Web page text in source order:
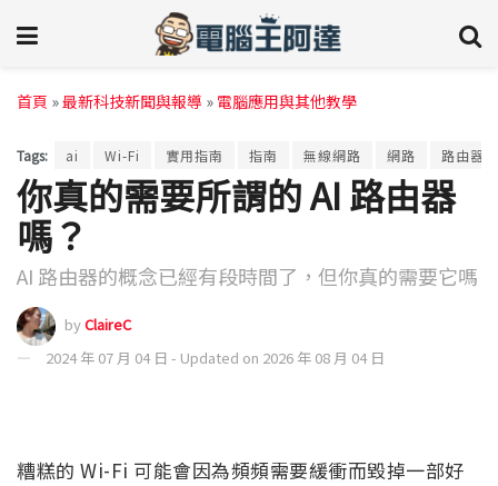
首頁 »最新科技新聞與報導 » 電腦應用與其他教學
Tags: ai Wi-Fi 實用指南 指南 無線網路 網路 路由器
你真的需要所謂的 AI 路由器
嗎？
AI 路由器的概念已經有段時間了，但你真的需要它嗎
byClaireC
2024 年 07 月 04 日 - Updated on 2026 年 08 月 04 日
糟糕的 Wi-Fi 可能會因為頻頻需要緩衝而毀掉一部好